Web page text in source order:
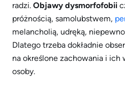
radzi. Objawy dysmorfofobii
próżnością, samolubstwem,
melancholią, udręką,
Dlatego trzeba dokładnie
na określone zachowania i ich
osoby.